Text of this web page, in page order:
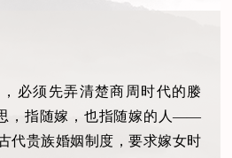
必须先弄清楚商周时代的媵
，指随嫁，也指随嫁的人——
代贵族婚姻制度，要求嫁女时